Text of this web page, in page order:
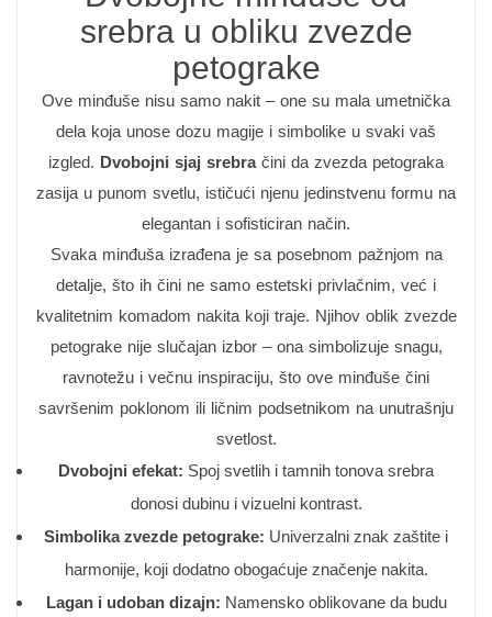
srebra u obliku zvezde
petograke
Ove minđuše nisu samo nakit – one su mala umetnička
dela koja unose dozu magije i simbolike u svaki vaš
izgled. Dvobojni sjaj srebračini da zvezda petograka
zasija u punom svetlu, ističući njenu jedinstvenu formu na
elegantan i sofisticiran način.
Svaka minđuša izrađena je sa posebnom pažnjom na
detalje, što ih čini ne samo estetski privlačnim, već i
kvalitetnim komadom nakita koji traje. Njihov oblik zvezde
petograke nije slučajan izbor – ona simbolizuje snagu,
ravnotežu i večnu inspiraciju, što ove minđuše čini
savršenim poklonom ili ličnim podsetnikom na unutrašnju
svetlost.
Dvobojni efekat: Spoj svetlih i tamnih tonova srebra
donosi dubinu i vizuelni kontrast.
Simbolika zvezde petograke: Univerzalni znak zaštite i
harmonije, koji dodatno obogaćuje značenje nakita.
Lagan i udoban dizajn: Namensko oblikovane da budu